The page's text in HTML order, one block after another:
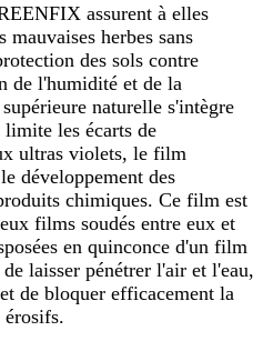
assurent à elles
herbes sans
des sols contre
de l'humidité et de la
naturelle s'intègre
limite les écarts de
ultras violets, le film
développement des
chimiques. Ce film est
films soudés entre eux et
en quinconce d'un film
laisser pénétrer l'air et l'eau,
de bloquer efficacement la
érosifs.